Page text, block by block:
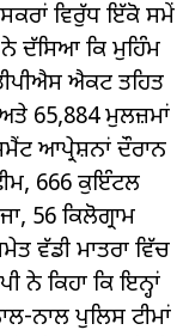
ਵਿਰੁੱਧ ਇੱਕੋ ਸਮੇਂ
ਦੱਸਿਆ ਕਿ ਮੁਹਿੰਮ
ਐਕਟ ਤਹਿਤ
65,884 ਮੁਲਜ਼ਮਾਂ
ਆਪ੍ਰੇਸ਼ਨਾਂ ਦੌਰਾਨ
666 ਕੁਇੰਟਲ
56 ਕਿਲੋਗ੍ਰਾਮ
ਵੱਡੀ ਮਾਤਰਾ ਵਿੱਚ
ਨੇ ਕਿਹਾ ਕਿ ਇਨ੍ਹਾਂ
ਨਾਲ ਪੁਲਿਸ ਟੀਮਾਂ